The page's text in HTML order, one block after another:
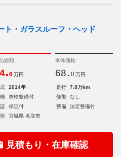
ト・ガラスルーフ・ヘッド
総額
.6 万円
本体価格
68. 0 万円
2014年 走行
7.8万km
車検整備付 修復
なし
保証付 整備
法定整備付
宮城県 名取市
見積もり・在庫確認